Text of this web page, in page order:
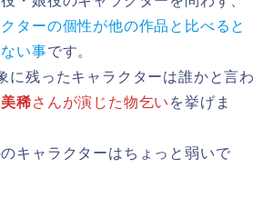
ターの個性が他の作品と比べると
い事です。
に残ったキャラクターは誰かと言わ
美稀さんが演じた物乞い を挙げま
キャラクターはちょっと弱いで